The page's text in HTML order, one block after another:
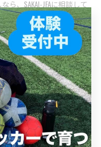
ら、SAKAI-JFAに相談して
JFAは、小学生から中学
。上野芝駅から徒歩7分
サッカーの楽しさを、ジ
を行っています。堺市、
長を応援するサッカース
る 次のページ >